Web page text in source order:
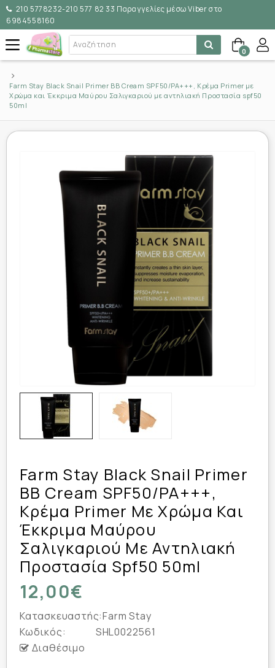
210 5778232-210 577 82 33 Παραγγελίες μέσω Viber στο
6984558160
0
Farm Stay Black Snail Primer BB Cream SPF50/PA+++, Κρέμα Primer με
Χρώμα και Έκκριμα Μαύρου Σαλιγκαριού με αντηλιακή Προστασία spf50
50ml
Farm Stay Black Snail Primer
BB Cream SPF50/PA+++,
Κρέμα Primer Με Χρώμα Και
Έκκριμα Μαύρου
Σαλιγκαριού Με Αντηλιακή
Προστασία Spf50 50ml
12,00€
Κατασκευαστής:Farm Stay
Κωδικός:
SHL0022561
Διαθέσιμο